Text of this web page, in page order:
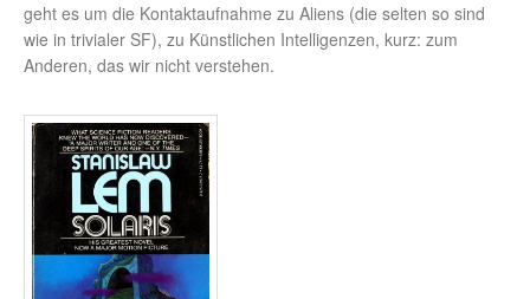
geht es um die Kontaktaufnahme zu Aliens (die selten so sind
wie in trivialer SF), zu Künstlichen Intelligenzen, kurz: zum
Anderen, das wir nicht verstehen.